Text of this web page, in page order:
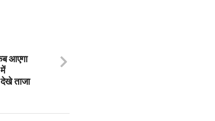
आएगा
में
देखे ताजा